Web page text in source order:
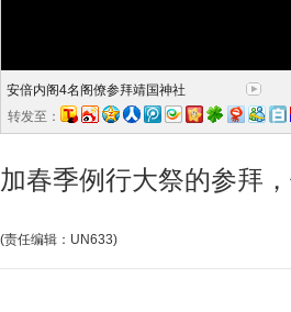
安倍内阁4名阁僚参拜靖国神社
转发至：
加春季例行大祭的参拜
(责任编辑：UN633)